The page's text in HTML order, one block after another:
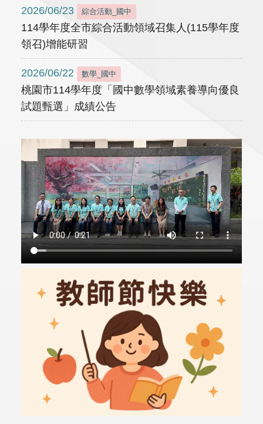
2026/06/23 綜合活動_國中
114學年度全市綜合活動領域召集人(115學年度
領召)增能研習
2026/06/22 數學_國中
桃園市114學年度「國中數學領域素養導向優良
試題甄選」成績公告